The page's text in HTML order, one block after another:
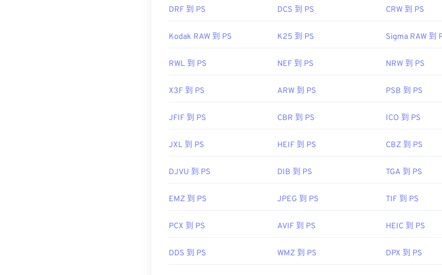
DRF 到 PS DCS 到 PS CRW 到 PS
Kodak RAW 到 PS K25 到 PS Sigma RAW 到
RWL 到 PS NEF 到 PS NRW 到 PS
X3F 到 PS ARW 到 PS PSB 到 PS
JFIF 到 PS CBR 到 PS ICO 到 PS
JXL 到 PS HEIF 到 PS CBZ 到 PS
DJVU 到 PS DIB 到 PS TGA 到 PS
EMZ 到 PS JPEG 到 PS TIF 到 PS
PCX 到 PS AVIF 到 PS HEIC 到 PS
DDS 到 PS WMZ 到 PS DPX 到 PS